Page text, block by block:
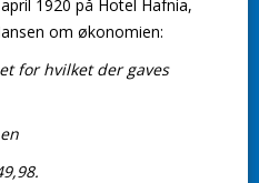
1920 på Hotel Hafnia,
om økonomien:
for hvilket der gaves